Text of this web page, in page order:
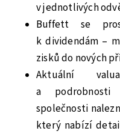
v jednotlivých
Buffett se
k dividendám –
zisků do nových
Aktuální
a podrobnosti
společnosti
který nabízí